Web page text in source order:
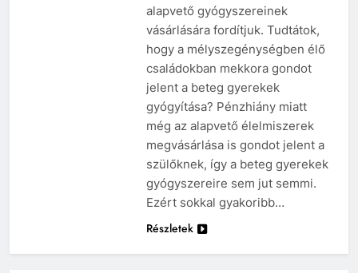
alapvető gyógyszereinek
vásárlására fordítjuk. Tudtátok,
hogy a mélyszegénységben élő
családokban mekkora gondot
jelent a beteg gyerekek
gyógyítása? Pénzhiány miatt
még az alapvető élelmiszerek
megvásárlása is gondot jelent a
szülőknek, így a beteg gyerekek
gyógyszereire sem jut semmi.
Ezért sokkal gyakoribb…
Részletek